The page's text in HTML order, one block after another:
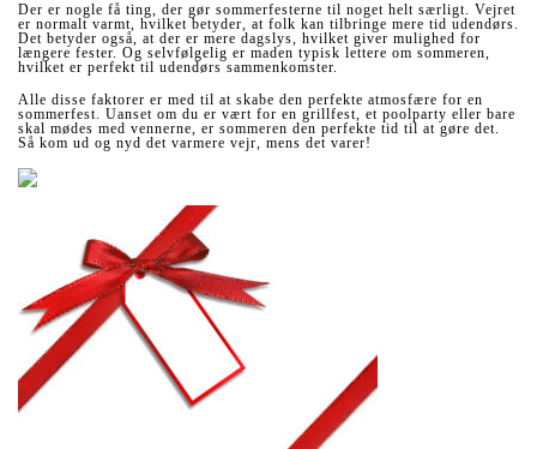
Der er nogle få ting, der gør sommerfesterne til noget helt særligt. Vejret
er normalt varmt, hvilket betyder, at folk kan tilbringe mere tid udendørs.
Det betyder også, at der er mere dagslys, hvilket giver mulighed for
længere fester. Og selvfølgelig er maden typisk lettere om sommeren,
hvilket er perfekt til udendørs sammenkomster.
Alle disse faktorer er med til at skabe den perfekte atmosfære for en
sommerfest. Uanset om du er vært for en grillfest, et poolparty eller bare
skal mødes med vennerne, er sommeren den perfekte tid til at gøre det.
Så kom ud og nyd det varmere vejr, mens det varer!